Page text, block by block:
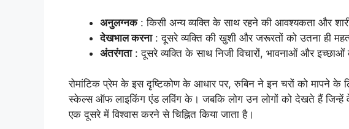
अनुलग्नक: किसी अन्य व्यक्ति के साथ रहने की आवश्यकता और
देखभाल करना: दूसरे व्यक्ति की खुशी और जरूरतों को उतना ही
अंतरंगता: दूसरे व्यक्ति के साथ निजी विचारों, भावनाओं और इच्छाओं
रोमांटिक प्रेम के इस दृष्टिकोण के आधार पर, रुबिन ने इन चरों को मापने के
स्केल्स ऑफ लाइकिंग एंड लविंग के। जबकि लोग उन लोगों को देखते हैं जिन्हें
एक दूसरे में विश्वास करने से चिह्नित किया जाता है।